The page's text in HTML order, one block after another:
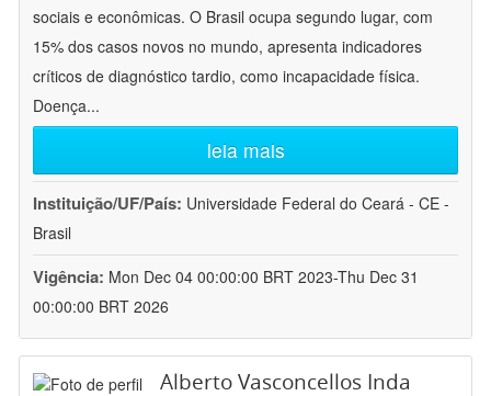
sociais e econômicas. O Brasil ocupa segundo lugar, com
15% dos casos novos no mundo, apresenta indicadores
críticos de diagnóstico tardio, como incapacidade física.
Doença...
leia mais
Instituição/UF/País: Universidade Federal do Ceará - CE -
Brasil
Vigência: Mon Dec 04 00:00:00 BRT 2023-Thu Dec 31
00:00:00 BRT 2026
Alberto Vasconcellos Inda